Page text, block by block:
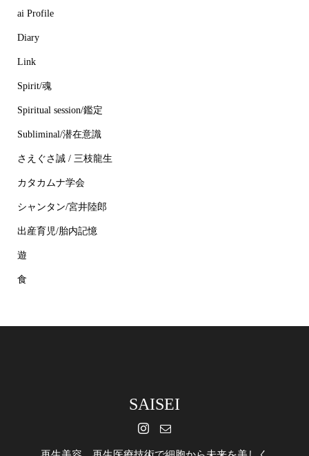
ai Profile
Diary
Link
Spirit/魂
Spiritual session/鑑定
Subliminal/潜在意識
さえぐさ誠 / 三枝龍生
カタカムナ学会
シャンタン/宮井陸郎
出産育児/胎内記憶
遊
食
SAISEI